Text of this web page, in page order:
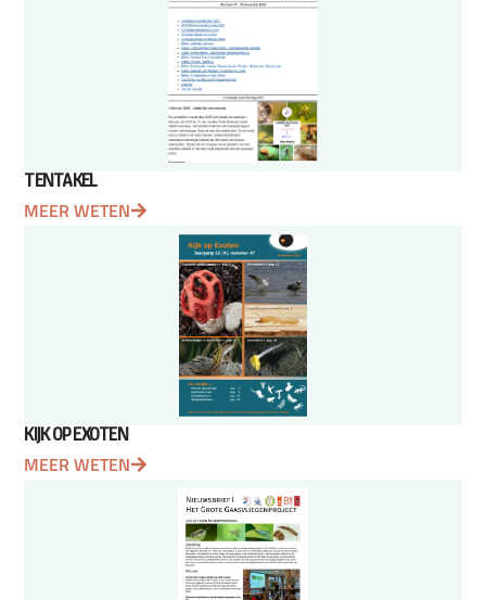
TENTAKEL
MEER WETEN
KIJK OP EXOTEN
MEER WETEN